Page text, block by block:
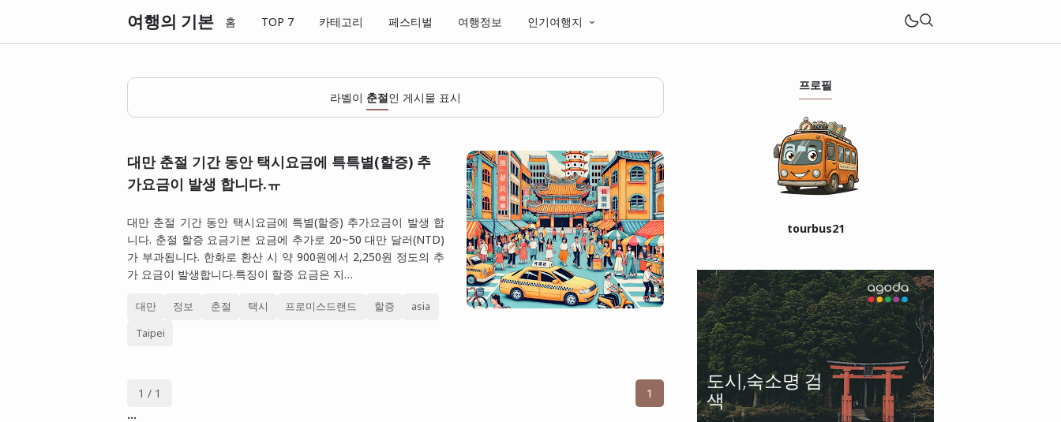
여행의 기본 홈 TOP 7 카테고리 페스티벌 여행정보 인기여행지
라벨이 춘절인 게시물 표시
대만 춘절 기간 동안 택시요금에 특특별(할증) 추
가요금이 발생 합니다.ㅠ
대만 춘절 기간 동안 택시요금에 특별(할증) 추가요금이 발생 합
니다. 춘절 할증 요금기본 요금에 추가로 20~50 대만 달러(NTD)
가 부과됩니다. 한화로 환산 시 약 900원에서 2,250원 정도의 추
가 요금이 발생합니다.특징이 할증 요금은 지…
대만 정보 춘절 택시 프로미스드랜드 할증 asia
Taipei
1 / 1
1
...
프로필
tourbus21